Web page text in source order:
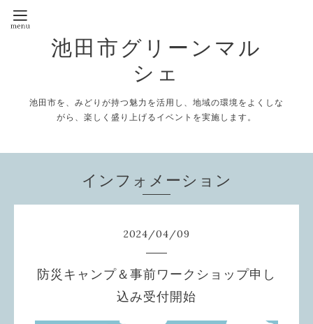
池田市グリーンマル
シェ
池田市を、みどりが持つ魅力を活用し、地域の環境をよくしな
がら、楽しく盛り上げるイベントを実施します。
インフォメーション
2024/04/09
防災キャンプ＆事前ワークショップ申し
込み受付開始